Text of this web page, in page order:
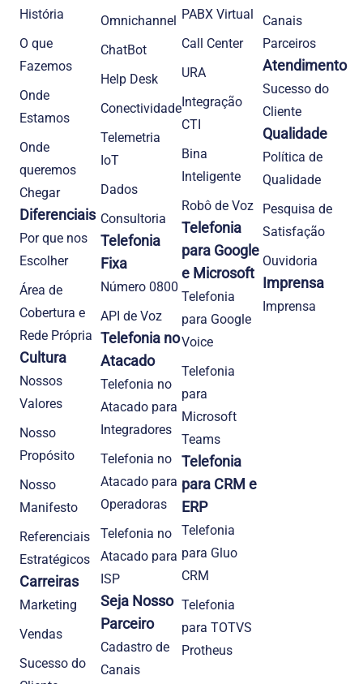
História
O que
Fazemos
Onde
Estamos
Onde
queremos
Chegar
Diferenciais
Por que nos
Escolher
Área de
Cobertura e
Rede Própria
Cultura
Nossos
Valores
Nosso
Propósito
Nosso
Manifesto
Referenciais
Estratégicos
Carreiras
Marketing
Vendas
Sucesso do
Omnichannel
ChatBot
Help Desk
Conectividade
Telemetria
IoT
Dados
Consultoria
Telefonia
Fixa
Número 0800
API de Voz
Telefonia no
Atacado
Telefonia no
Atacado para
Integradores
Telefonia no
Atacado para
Operadoras
Telefonia no
Atacado para
ISP
Seja Nosso
Parceiro
Cadastro de
Canais
PABX Virtual
Call Center
URA
Integração
CTI
Bina
Inteligente
Robô de Voz
Telefonia
para Google
e Microsoft
Telefonia
para Google
Voice
Telefonia
para
Microsoft
Teams
Telefonia
para CRM e
ERP
Telefonia
para Gluo
CRM
Telefonia
para TOTVS
Protheus
Canais
Parceiros
Atendimento
Sucesso do
Cliente
Qualidade
Política de
Qualidade
Pesquisa de
Satisfação
Ouvidoria
Imprensa
Imprensa